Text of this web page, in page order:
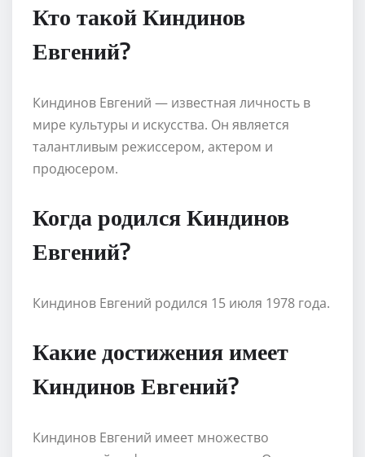
Кто такой Киндинов
Евгений?
Киндинов Евгений — известная личность в
мире культуры и искусства. Он является
талантливым режиссером, актером и
продюсером.
Когда родился Киндинов
Евгений?
Киндинов Евгений родился 15 июля 1978 года.
Какие достижения имеет
Киндинов Евгений?
Киндинов Евгений имеет множество